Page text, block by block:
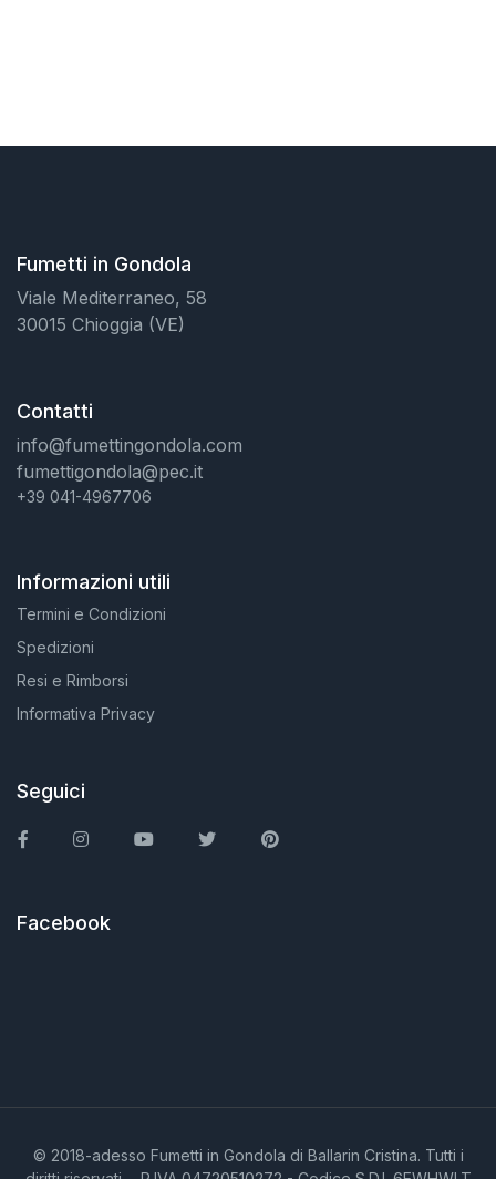
Fumetti in Gondola
Viale Mediterraneo, 58
30015 Chioggia (VE)
Contatti
info@fumettingondola.com
fumettigondola@pec.it
+39 041-4967706
Informazioni utili
Termini e Condizioni
Spedizioni
Resi e Rimborsi
Informativa Privacy
Seguici
FacebookInstagramYou TubeTwitter Pinterest
Facebook
© 2018-adesso Fumetti in Gondola di Ballarin Cristina. Tutti i